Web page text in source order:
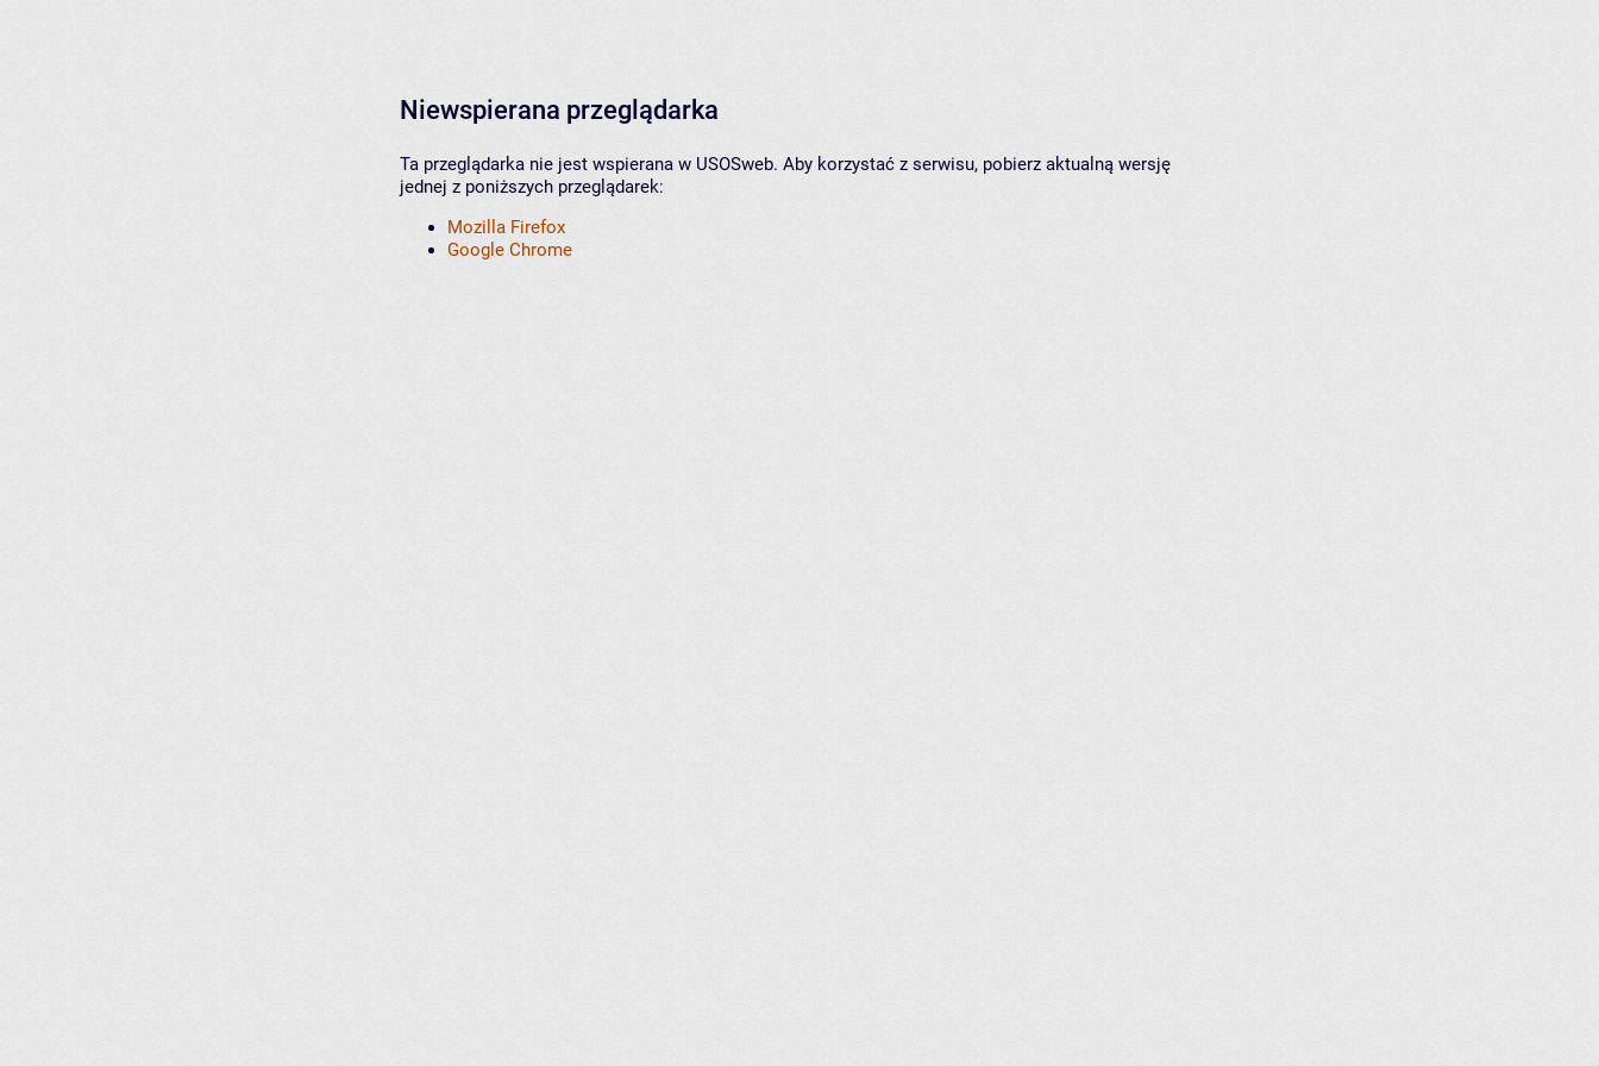
Niewspierana przeglądarka
Ta przeglądarka nie jest wspierana w USOSweb. Aby korzystać z serwisu, pobierz aktualną wersję
jednej z poniższych przeglądarek:
Mozilla Firefox
Google Chrome